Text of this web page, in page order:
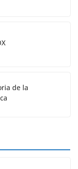
de la